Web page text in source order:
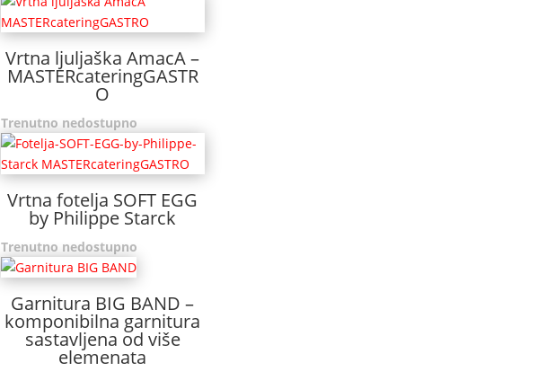
Vrtna ljuljaška AmacA –
MASTERcateringGASTR
O
Trenutno nedostupno
Vrtna fotelja SOFT EGG
by Philippe Starck
Trenutno nedostupno
Garnitura BIG BAND –
komponibilna garnitura
sastavljena od više
elemenata